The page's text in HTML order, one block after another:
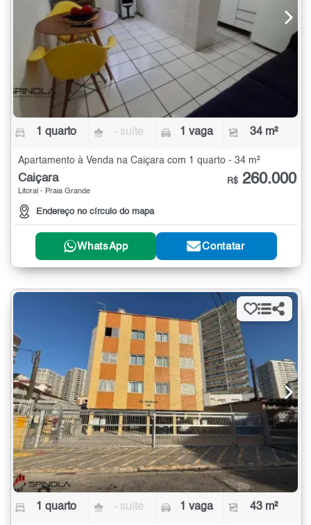
1 quarto - suíte 1 vaga 34 m²
Apartamento à Venda na Caiçara com 1 quarto - 34 m²
Caiçara
Litoral - Praia Grande
Endereço no círculo do mapa
R$ 260.000
WhatsApp Contatar
1 quarto - suíte 1 vaga 43 m²